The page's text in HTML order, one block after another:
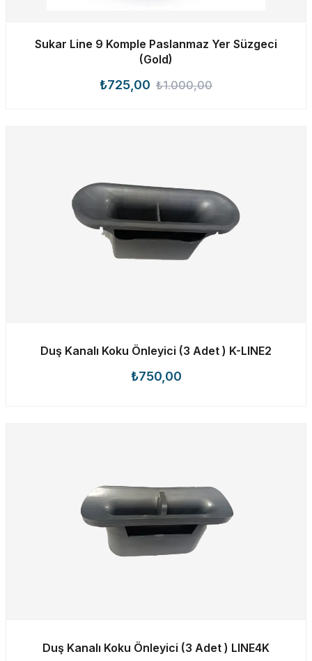
Sukar Line 9 Komple Paslanmaz Yer Süzgeci
(Gold)
₺725,00 ₺1.000,00
Duş Kanalı Koku Önleyici (3 Adet ) K-LINE2
₺750,00
Duş Kanalı Koku Önleyici (3 Adet ) LINE4K